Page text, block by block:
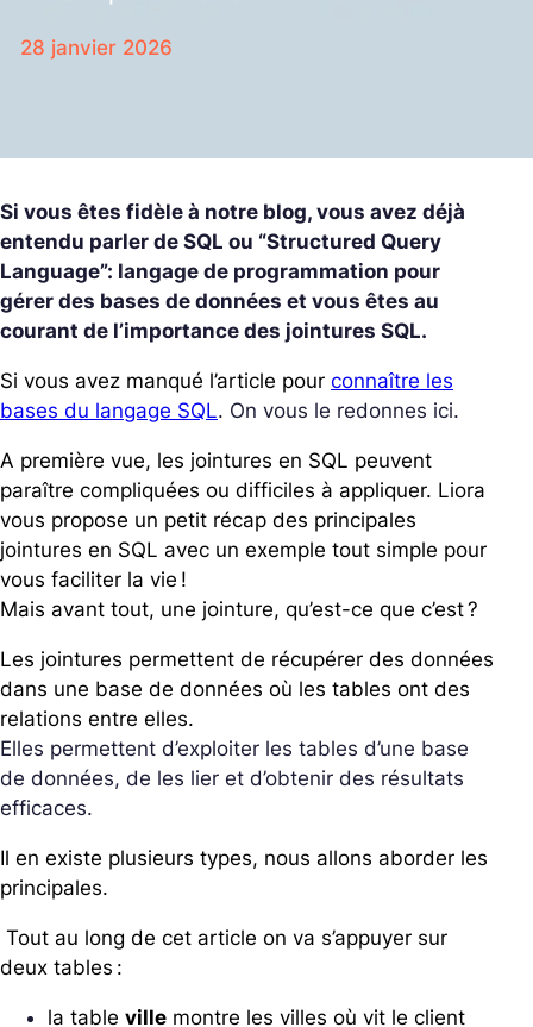
28 janvier 2026
Si vous êtes fidèle à notre blog, vous avez déjà
entendu parler de SQL ou “Structured Query
Language”: langage de programmation pour
gérer des bases de données et vous êtes au
courant de l’importance des jointures SQL.
Si vous avez manqué l’article pour connaître les
bases du langage SQL. On vous le redonnes ici.
A première vue, les jointures en SQL peuvent
paraître compliquées ou difficiles à appliquer. Liora
vous propose un petit récap des principales
jointures en SQL avec un exemple tout simple pour
vous faciliter la vie !
Mais avant tout, une jointure, qu’est-ce que c’est ?
Les jointures permettent de récupérer des données
dans une base de données où les tables ont des
relations entre elles.
Elles permettent d’exploiter les tables d’une base
de données, de les lier et d’obtenir des résultats
efficaces.
Il en existe plusieurs types, nous allons aborder les
principales.
Tout au long de cet article on va s’appuyer sur
deux tables :
la table ville montre les villes où vit le client